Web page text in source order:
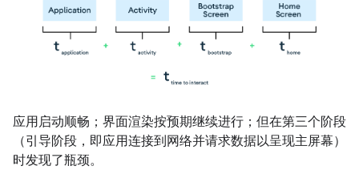
应用启动顺畅；界面渲染按预期继续进行；但在第三个阶段
（引导阶段，即应用连接到网络并请求数据以呈现主屏幕）
时发现了瓶颈。